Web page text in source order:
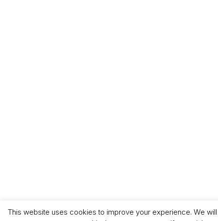
This website uses cookies to improve your experience. We